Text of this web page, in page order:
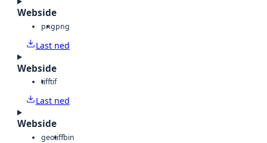
Webside
pngpng
Last ned
Webside
tifftif
Last ned
Webside
geotiffbin